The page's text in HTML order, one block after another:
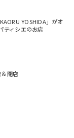
YOSHIDA」がオ
ティシエのお店
閉店